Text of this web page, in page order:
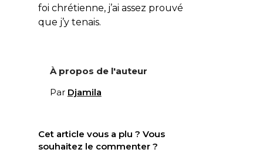
foi chrétienne, j’ai assez prouvé
que j’y tenais.
À propos de l'auteur
Par Djamila
Cet article vous a plu ? Vous
souhaitez le commenter ?